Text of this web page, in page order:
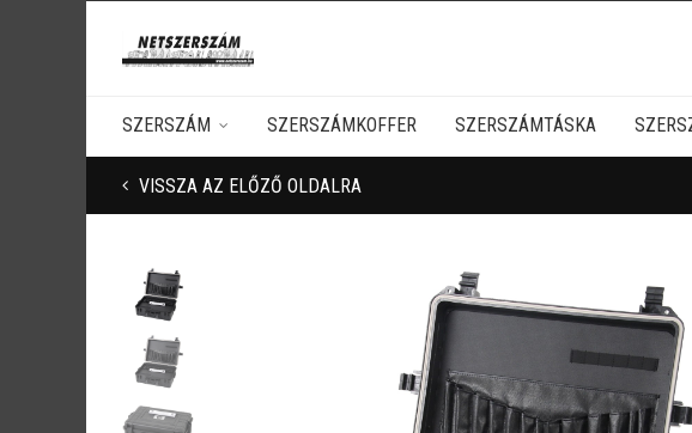
SZERSZÁM SZERSZÁMKOFFER SZERSZÁMTÁSKA
VISSZA AZ ELŐZŐ OLDALRA